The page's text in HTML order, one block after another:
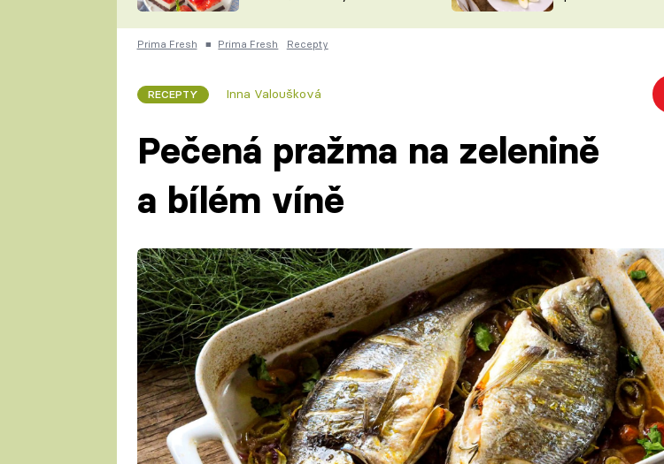
ČESKO NA TALÍŘI
KUCHAŘKA
VYCHYTÁVKY
Prima Fresh ■ Prima Fresh Recepty
RECEPTY Inna Valoušková
Pečená pražma na zelenině
a bílém víně